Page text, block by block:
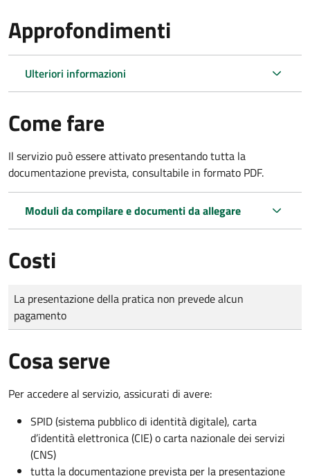
Approfondimenti
Ulteriori informazioni
Come fare
Il servizio può essere attivato presentando tutta la
documentazione prevista, consultabile in formato PDF.
Moduli da compilare e documenti da allegare
Costi
Tipo di pagamento
Importo
La presentazione della pratica non prevede alcun
pagamento
Cosa serve
Per accedere al servizio, assicurati di avere:
SPID (sistema pubblico di identità digitale), carta
d’identità elettronica (CIE) o carta nazionale dei servizi
(CNS)
tutta la documentazione prevista per la presentazione